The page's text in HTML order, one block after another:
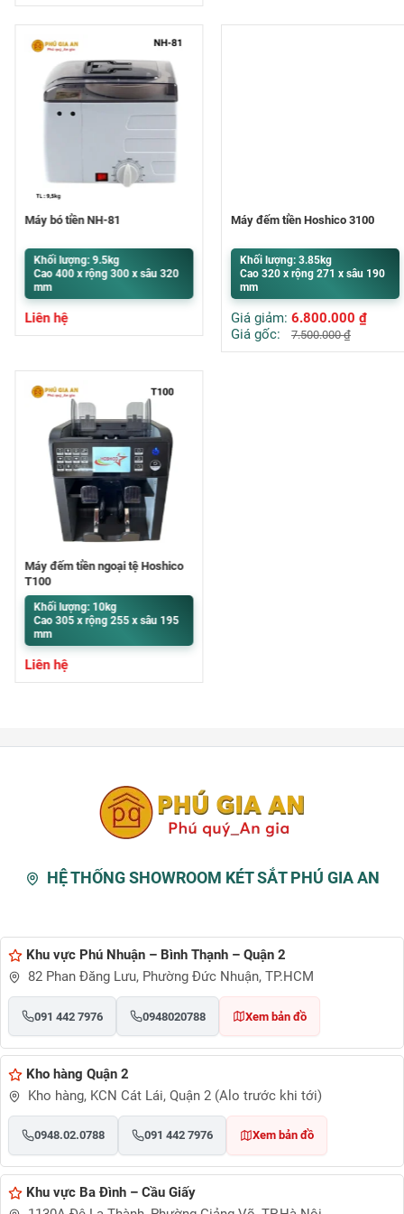
Máy bó tiền NH-81
Khối lượng: 9.5kg
Cao 400 x rộng 300 x sâu 320
mm
Liên hệ
Máy đếm tiền Hoshico 3100
Khối lượng: 3.85kg
Cao 320 x rộng 271 x sâu 190
mm
Giá giảm:6.800.000₫
Giá gốc:
7.500.000₫
Máy đếm tiền ngoại tệ Hoshico
T100
Khối lượng: 10kg
Cao 305 x rộng 255 x sâu 195
mm
Liên hệ
HỆ THỐNG SHOWROOM KÉT SẮT PHÚ GIA AN
Khu vực Phú Nhuận – Bình Thạnh – Quận 2
82 Phan Đăng Lưu, Phường Đức Nhuận, TP.HCM
091 442 7976 0948020788 Xem bản đồ
Kho hàng Quận 2
Kho hàng, KCN Cát Lái, Quận 2 (Alo trước khi tới)
0948.02.0788 091 442 7976 Xem bản đồ
Khu vực Ba Đình – Cầu Giấy